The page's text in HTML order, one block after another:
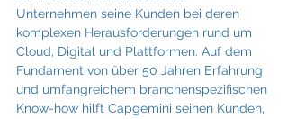
Unternehmen seine Kunden bei deren
komplexen Herausforderungen rund um
Cloud, Digital und Plattformen. Auf dem
Fundament von über 50 Jahren Erfahrung
und umfangreichem branchenspezifischen
Know-how hilft Capgemini seinen Kunden,